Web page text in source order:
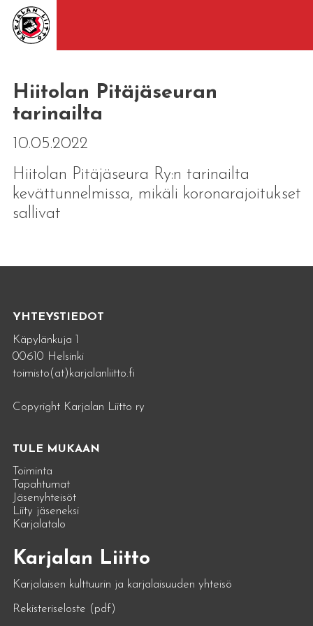
Hiitolan Pitäjäseuran
tarinailta
10.05.2022
Hiitolan Pitäjäseura Ry:n tarinailta
kevättunnelmissa, mikäli koronarajoitukset
sallivat
YHTEYSTIEDOT
Käpylänkuja 1
00610 Helsinki
toimisto(at)karjalanliitto.fi
Copyright Karjalan Liitto ry
TULE MUKAAN
Toiminta
Tapahtumat
Jäsenyhteisöt
Liity jäseneksi
Karjalatalo
Karjalan Liitto
Karjalaisen kulttuurin ja karjalaisuuden yhteisö
Rekisteriseloste (pdf)